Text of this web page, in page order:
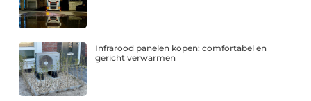
Infrarood panelen kopen: comfortabel en
gericht verwarmen